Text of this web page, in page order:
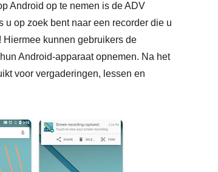
Android op te nemen is de ADV
op zoek bent naar een recorder die u
kunnen gebruikers de
Android-apparaat opnemen. Na het
voor vergaderingen, lessen en